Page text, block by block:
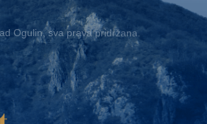
Ogulin, sva prava pridržana.